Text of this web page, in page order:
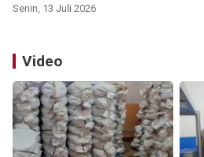
Senin, 13 Juli 2026
Video